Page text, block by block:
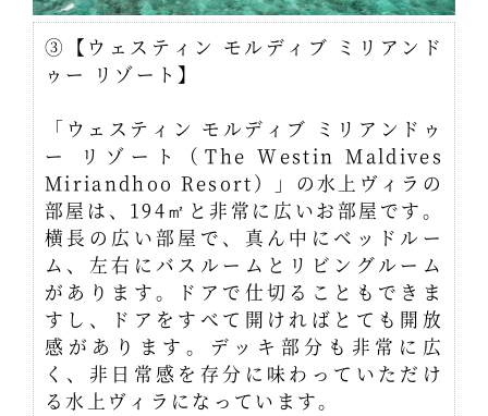
③【ウェスティン モルディブ ミリアンド
ゥー リゾート】
「ウェスティン モルディブ ミリアンドゥ
ー リゾート（The Westin Maldives
Miriandhoo Resort）」の水上ヴィラの
部屋は、194㎡と非常に広いお部屋です。
横長の広い部屋で、真ん中にベッドルー
ム、左右にバスルームとリビングルーム
があります。ドアで仕切ることもできま
すし、ドアをすべて開ければとても開放
感があります。デッキ部分も非常に広
く、非日常感を存分に味わっていただけ
る水上ヴィラになっています。